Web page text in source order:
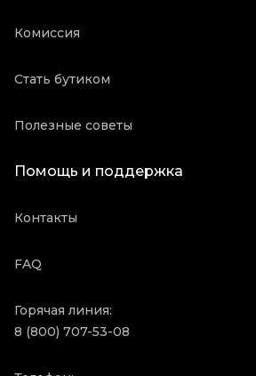
Комиссия
Стать бутиком
Полезные советы
Помощь и поддержка
Контакты
FAQ
Горячая линия:
8 (800) 707-53-08